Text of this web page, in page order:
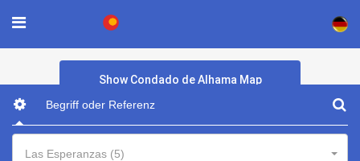
×
Show Condado de Alhama Map
Las Esperanzas (5)